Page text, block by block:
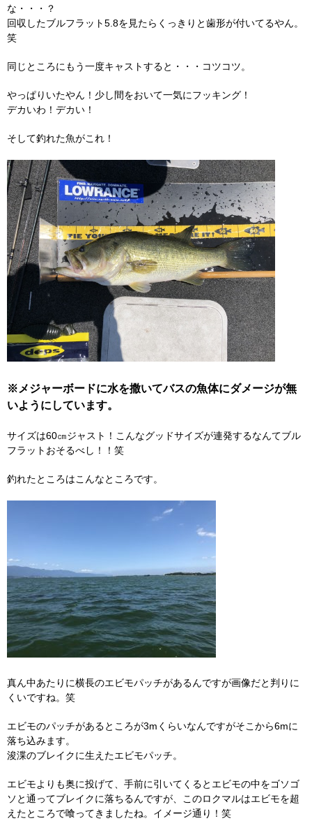
な・・・？
回収したブルフラット5.8を見たらくっきりと歯形が付いてるやん。
笑
同じところにもう一度キャストすると・・・コツコツ。
やっぱりいたやん！少し間をおいて一気にフッキング！
デカいわ！デカい！
そして釣れた魚がこれ！
※メジャーボードに水を撒いてバスの魚体にダメージが無
いようにしています。
サイズは60㎝ジャスト！こんなグッドサイズが連発するなんてブル
フラットおそるべし！！笑
釣れたところはこんなところです。
真ん中あたりに横長のエビモパッチがあるんですが画像だと判りに
くいですね。笑
エビモのパッチがあるところが3mくらいなんですがそこから6mに
落ち込みます。
浚渫のブレイクに生えたエビモパッチ。
エビモよりも奥に投げて、手前に引いてくるとエビモの中をゴソゴ
ソと通ってブレイクに落ちるんですが、このロクマルはエビモを超
えたところで喰ってきましたね。イメージ通り！笑